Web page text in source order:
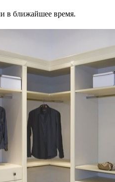
в ближайшее время.